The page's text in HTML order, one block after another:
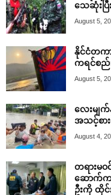
သေဆုံးပြီ
August 5,
နိုင်ငံတက
ကရင်စည်
August 5,
လေးမျ
အသင့်စား
August 4,
တရားမဝ
ဆောက်က
ဦးကို ထိုင်